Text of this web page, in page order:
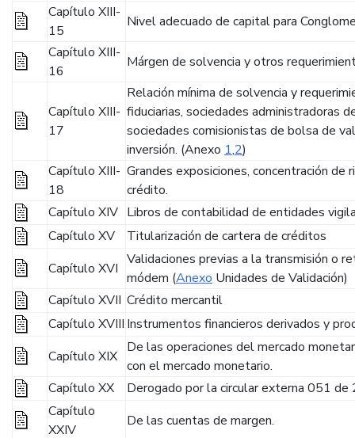
Capítulo XIII-
15
Nivel adecuado de capital para
Capítulo XIII-
16
Márgen de solvencia y otros
Capítulo XIII-
17
Relación mínima de solvencia y
fiduciarias, sociedades administradoras
sociedades comisionistas de bolsa de
inversión. (Anexo 1,2)
Capítulo XIII-
18
Grandes exposiciones, concentración de
crédito.
Capítulo XIV Libros de contabilidad de entidades
Capítulo XV
Titularización de cartera de créditos
Capítulo XVI
Validaciones previas a la transmisión o
módem (Anexo Unidades de Validación)
Capítulo XVII Crédito mercantil
Capítulo XVIII Instrumentos financieros derivados y
Capítulo XIX
De las operaciones del mercado
con el mercado monetario.
Capítulo XX
Derogado por la circular externa 051 de
Capítulo
XXIV
De las cuentas de margen.